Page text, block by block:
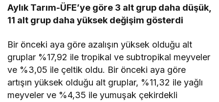
Aylık Tarım-ÜFE’ye göre 3 alt grup daha düşük,
11 alt grup daha yüksek değişim gösterdi
Bir önceki aya göre azalışın yüksek olduğu alt
gruplar %17,92 ile tropikal ve subtropikal meyveler
ve %3,05 ile çeltik oldu. Bir önceki aya göre
artışın yüksek olduğu alt gruplar, %11,32 ile yağlı
meyveler ve %4,35 ile yumuşak çekirdekli